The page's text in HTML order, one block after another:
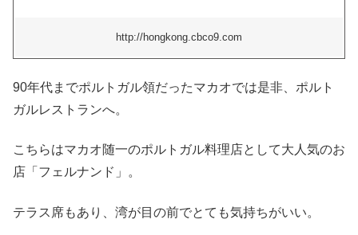
http://hongkong.cbco9.com
90年代までポルトガル領だったマカオでは是非、ポルト
ガルレストランへ。
こちらはマカオ随一のポルトガル料理店として大人気のお
店「フェルナンド」。
テラス席もあり、湾が目の前でとても気持ちがいい。